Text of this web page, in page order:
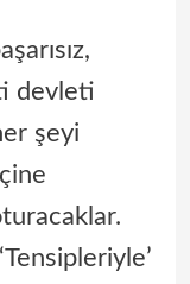
devleti
şeyi